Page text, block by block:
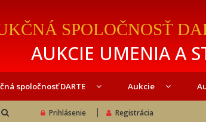
SPOLOČNOSŤ
AUKCIE UMENIA A
spoločnosť DARTE Aukcie
Prihlásenie Registrácia